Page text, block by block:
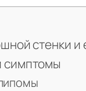
стенки и
симптомы